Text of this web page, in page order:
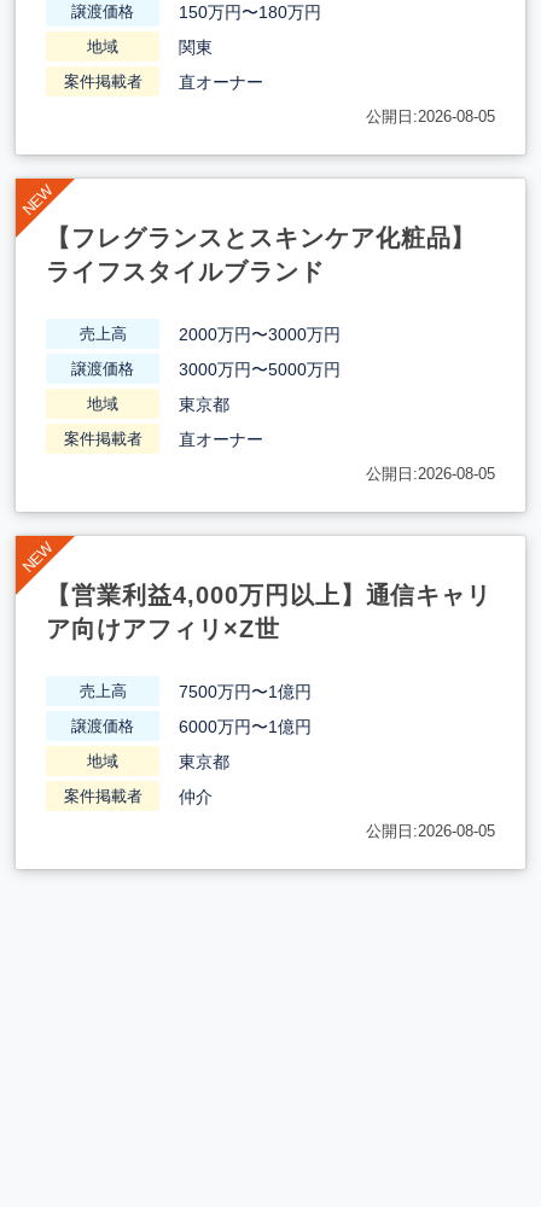
譲渡価格 150万円〜180万円
地域 関東
案件掲載者 直オーナー
公開日:2026-08-05
【フレグランスとスキンケア化粧品】
ライフスタイルブランド
売上高 2000万円〜3000万円
譲渡価格 3000万円〜5000万円
地域 東京都
案件掲載者 直オーナー
公開日:2026-08-05
【営業利益4,000万円以上】通信キャリ
ア向けアフィリ×Z世
売上高 7500万円〜1億円
譲渡価格 6000万円〜1億円
地域 東京都
案件掲載者 仲介
公開日:2026-08-05